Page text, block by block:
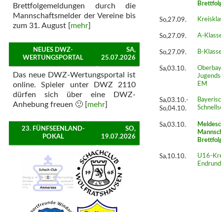
Brettfolgemeldungen durch die
Mannschaftsmelder der Vereine bis
zum 31. August [mehr]
NEUES DWZ-
WERTUNGSPORTAL
SA,
25.07.2026
Das neue DWZ-Wertungsportal ist
online. Spieler unter DWZ 2110
dürfen sich über eine DWZ-
Anhebung freuen 🙂 [mehr]
23. FÜNFSEENLAND-
POKAL
SO,
19.07.2026
So,27.09.
So,27.09. A-
So,27.09. B-
Sa,03.10.
EM
Sa,03.10.-
So,04.10.
Sa,03.10.
Sa,10.10.
U16-